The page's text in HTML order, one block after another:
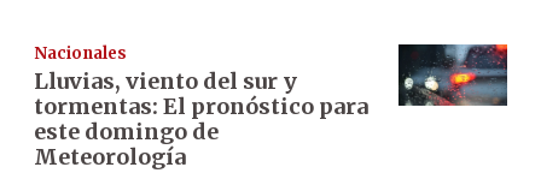
Nacionales
Lluvias, viento del sur y
tormentas: El pronóstico para
este domingo de
Meteorología